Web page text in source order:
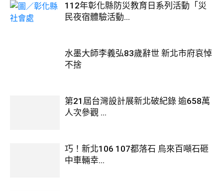
112年彰化縣防災教育日系列活動「災
民夜宿體驗活動...
水墨大師李義弘83歲辭世 新北市府哀悼
不捨
第21屆台灣設計展新北破紀錄 逾658萬
人次參觀 ...
巧！新北106 107都落石 烏來百噸石砸
中車輛幸...